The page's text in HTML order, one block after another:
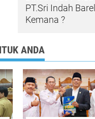
PT.Sri Indah
Kemana ?
ANDA